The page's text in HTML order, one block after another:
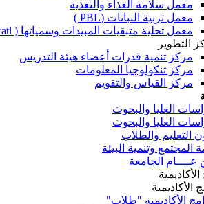
معمل سلامة الغذاء والتغذية
معمل تربية النباتات (PBL )
معمل تحلية متبقيات المبيدات وسمياتها ( Pratl )
التطوير
مركز تنمية قدرات أعضاء هيئة التدريس
مركز تنكولوجيا المعلومات
مركز القياس والتقويم
العليا والبحوث
العليا والبحوث
التعليم والطلاب
وتنمية البيئة
الجامعة
الأكاديمية
الأكاديمية "طلاب"